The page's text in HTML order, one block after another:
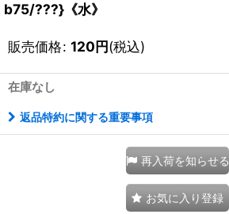
b75/???}《水》
販売価格: 120円(税込)
在庫なし
返品特約に関する重要事項
再入荷を知らせる
お気に入り登録